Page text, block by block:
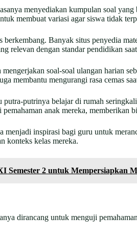
menyediakan kumpulan soal
membuat variasi agar siswa tidak
Banyak situs penyedia
relevan dengan standar pendidikan
soal-soal ulangan harian
membantu mengurangi rasa cemas
putrinya belajar di rumah
anak mereka,
menjadi inspirasi bagi guru untuk
konteks kelas mereka.
Semester 2 untuk Mempersiapkan
dirancang untuk menguji